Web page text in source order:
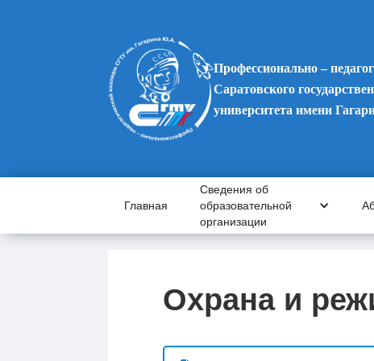
Профессионально –
Саратовского
университета имени
Главная
Сведения об
образовательной
организации
Охрана и